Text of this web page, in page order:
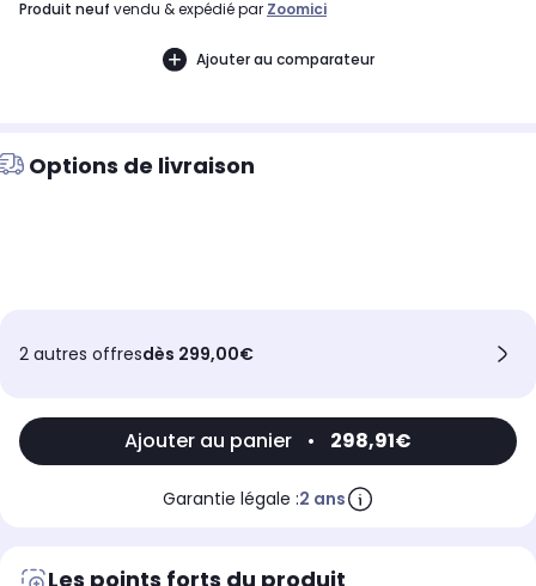
produit neuf vendu & expédié par Zoomici
Ajouter au comparateur
Options de livraison
2 autres offresdès 299,00€
Ajouter au panier • 298,91€
Garantie légale :2 ans
Les points forts du produit